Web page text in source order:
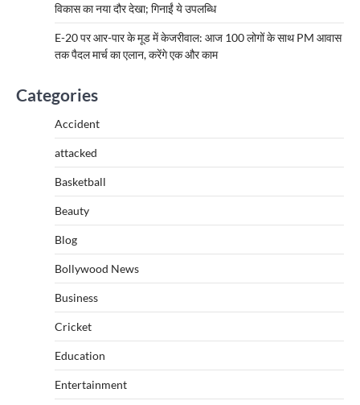
विकास का नया दौर देखा; गिनाईं ये उपलब्धि
E-20 पर आर-पार के मूड में केजरीवाल: आज 100 लोगों के साथ PM आवास
तक पैदल मार्च का एलान, करेंगे एक और काम
Categories
Accident
attacked
Basketball
Beauty
Blog
Bollywood News
Business
Cricket
Education
Entertainment